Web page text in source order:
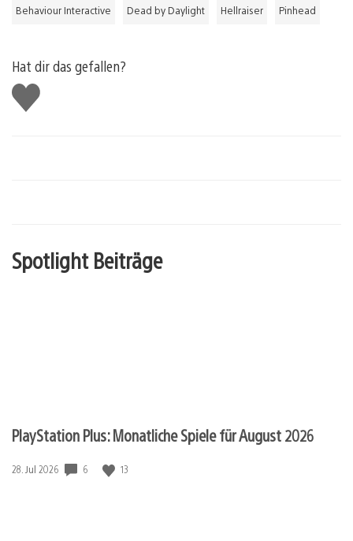
Behaviour Interactive Dead by Daylight Hellraiser Pinhead
Hat dir das gefallen?
Gefällt
mir
Spotlight Beiträge
PlayStation Plus: Monatliche Spiele für August 2026
Veröffentlichungsdatum:
28. Jul 2026 6 13